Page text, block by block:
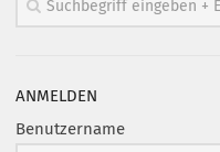
ANMELDEN
Benutzername